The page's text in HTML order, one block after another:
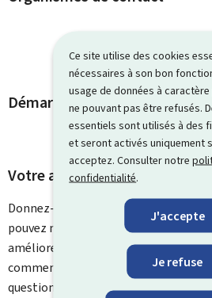
Ce site utilise des cookies
nécessaires à son bon
usage de données à
ne pouvant pas être refusés.
essentiels sont utilisés à des
et seront activés uniquement
acceptez. Consulter notre
confidentialité.
J'accepte
Je refuse
Démarches et liens associés
Votre avis nous intéresse
Donnez-nous votre avis sur le
pouvez nous laisser un commentaire
améliorer. Vous ne recevrez pas de
commentaire. Utilisez le formulaire
question particulière.